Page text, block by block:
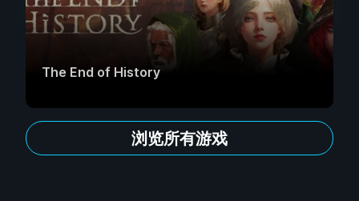
The End of History
浏览所有游戏